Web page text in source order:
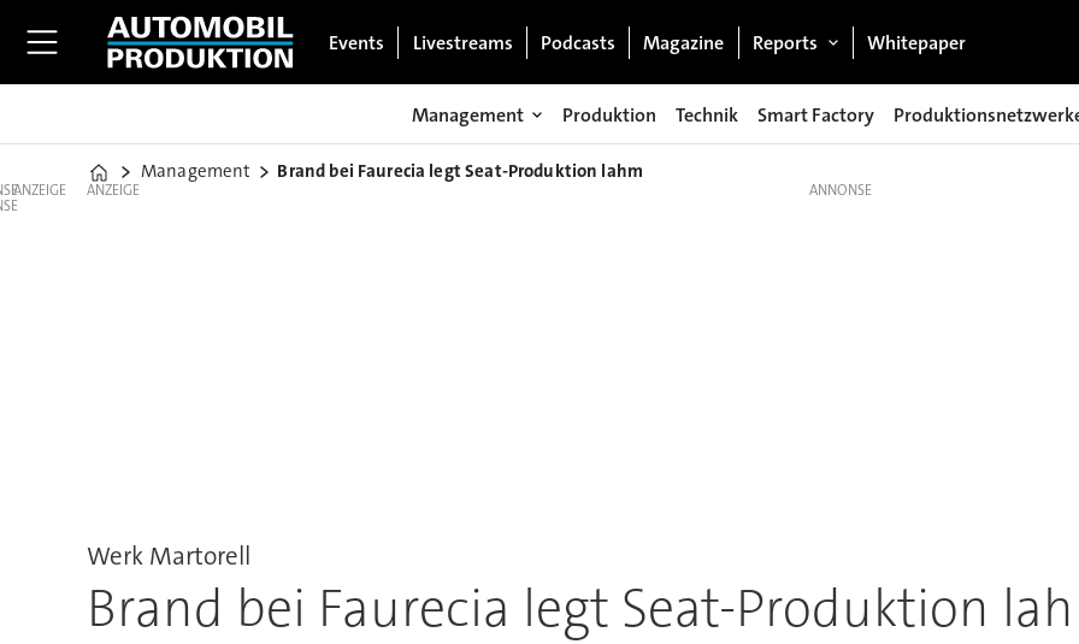
Events Livestreams Podcasts Magazine Reports Whitepaper
Management Produktion Technik Smart Factory
Home
Management Brand bei Faurecia legt Seat-Produktion lahm
ANZEIGE ANZEIGE
Werk Martorell
Brand bei Faurecia legt Seat-Produktion